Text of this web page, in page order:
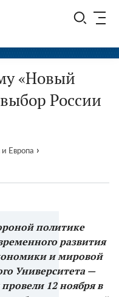
«Новый
России
и Европа ›
политике
развития
и мировой
Университета —
12 ноября в